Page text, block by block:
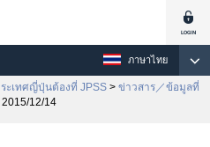
ภาษาไทย
เทศญี่ปุ่นต้องที่ JPSS > ข่าวสาร／ข้อมูลที่
2015/12/14